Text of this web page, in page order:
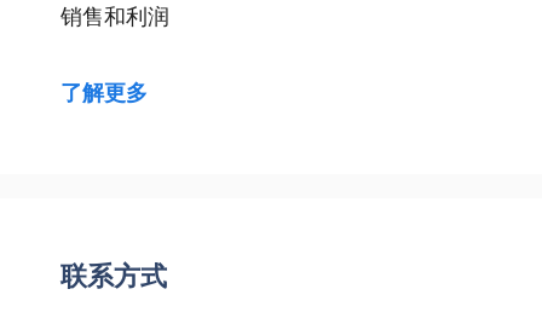
销售和利润
了解更多
联系方式